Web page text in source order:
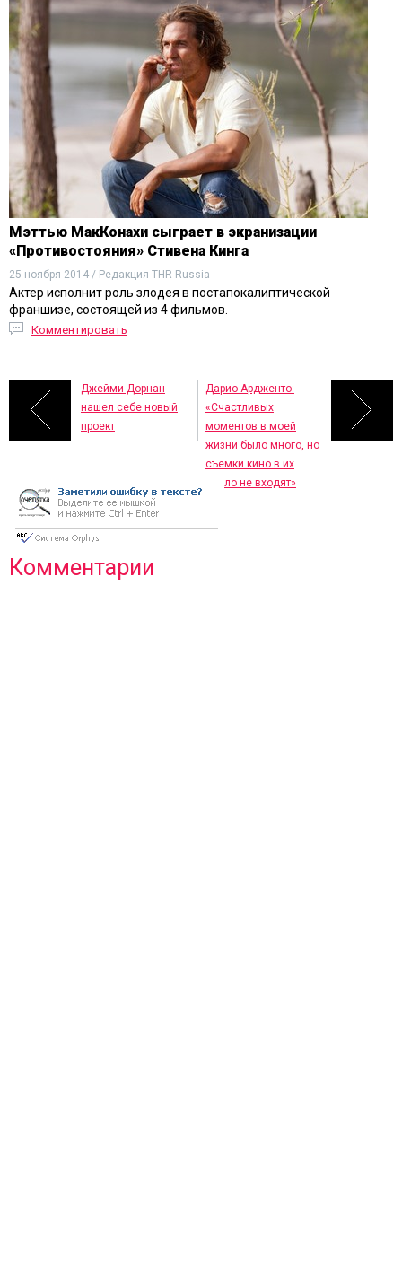
Мэттью МакКонахи сыграет в экранизации
«Противостояния» Стивена Кинга
25 ноября 2014 / Редакция THR Russia
Актер исполнит роль злодея в постапокалиптической
франшизе, состоящей из 4 фильмов.
Комментировать
Джейми Дорнан
нашел себе новый
проект
Дарио Ардженто:
«Счастливых
моментов в моей
жизни было много, но
съемки кино в их
число не входят»
Комментарии